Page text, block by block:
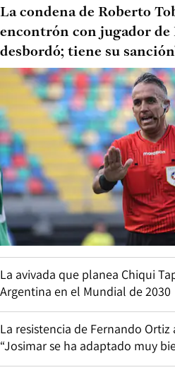
La condena de Roberto
encontrón con jugador de
desbordó; tiene su
La avivada que planea Chiqui
Argentina en el Mundial de 2030
La resistencia de Fernando
“Josimar se ha adaptado muy